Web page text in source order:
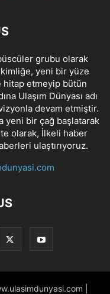
grubu olarak
kimliğe, yeni bir yüze
hitap etmeyip bütün
Ulaşım Dünyası adı
devam etmiştir.
yeni bir çağ başlatarak
olarak, İlkeli haber
ulaştırıyoruz.
|